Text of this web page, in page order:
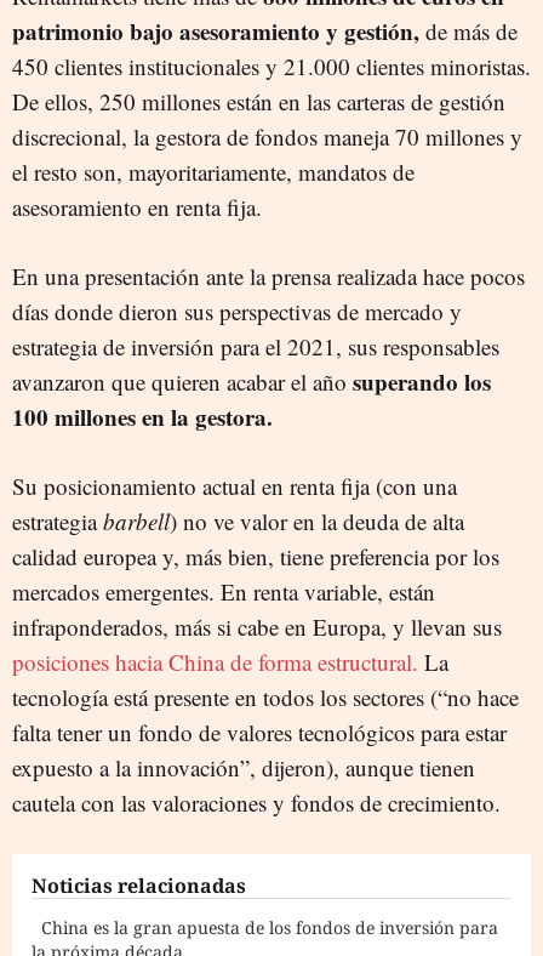
patrimonio bajo asesoramiento y gestión, de más de
450 clientes institucionales y 21.000 clientes minoristas.
De ellos, 250 millones están en las carteras de gestión
discrecional, la gestora de fondos maneja 70 millones y
el resto son, mayoritariamente, mandatos de
asesoramiento en renta fija.
En una presentación ante la prensa realizada hace pocos
días donde dieron sus perspectivas de mercado y
estrategia de inversión para el 2021, sus responsables
avanzaron que quieren acabar el año superando los
100 millones en la gestora.
Su posicionamiento actual en renta fija (con una
estrategiabarbell) no ve valor en la deuda de alta
calidad europea y, más bien, tiene preferencia por los
mercados emergentes. En renta variable, están
infraponderados, más si cabe en Europa, y llevan sus
posiciones hacia China de forma estructural. La
tecnología está presente en todos los sectores (“no hace
falta tener un fondo de valores tecnológicos para estar
expuesto a la innovación”, dijeron), aunque tienen
cautela con las valoraciones y fondos de crecimiento.
Noticias relacionadas
China es la gran apuesta de los fondos de inversión para